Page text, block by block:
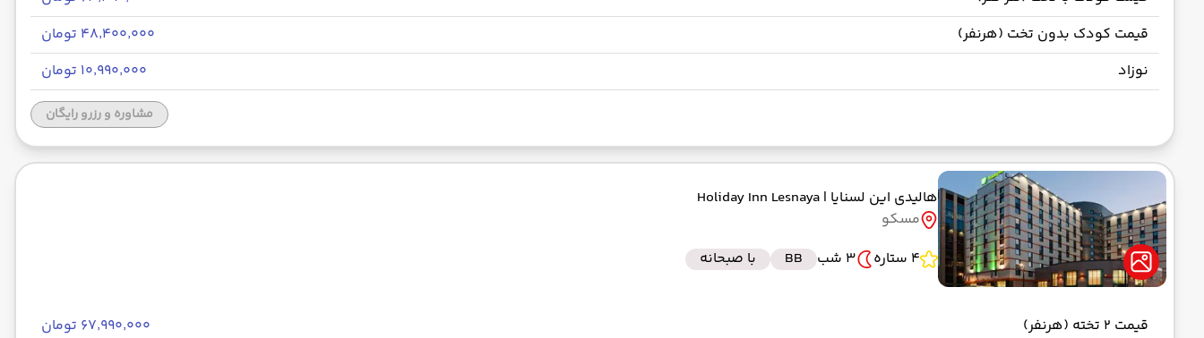
قیمت کودک بدون تخت (هرنفر)
۴۸٬۴۰۰٬۰۰۰ تومان
نوزاد
۱۰٬۹۹۰٬۰۰۰ تومان
مشاوره و رزرو رایگان
هالیدی این لسنایا | Holiday Inn Lesnaya
مسکو
4 ستاره
3 شب BB با صبحانه
قیمت 2 تخته (هرنفر)
۶۷٬۹۹۰٬۰۰۰ تومان